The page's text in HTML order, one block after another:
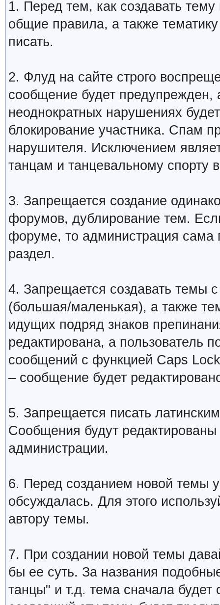
1. Перед тем, как создавать
общие правила, а также
писать.
2. Флуд на сайте строго
сообщение будет
неоднократных нарушениях
блокирование участника. Спам
нарушителя. Исключением
танцам и танцевальному спорту
3. Запрещается создание
форумов, дублирование тем.
форуме, то администрация сама
раздел.
4. Запрещается создавать темы
(большая/маленькая), а также
идущих подряд знаков
редактирована, а пользователь
сообщений с функцией Caps
– сообщение будет
5. Запрещается писать
Сообщения будут
администрации.
6. Перед созданием новой темы
обсуждалась. Для этого
автору темы.
7. При создании новой темы
бы ее суть. За названия
танцы" и т.д. тема сначала будет